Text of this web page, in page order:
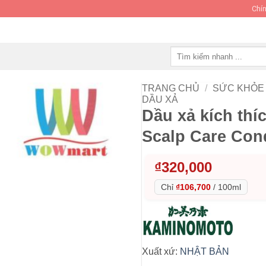
TRANG CHỦ /
SỨC
DẦU XẢ
Dầu xả kích
Scalp Care
₫320,000
Chỉ ₫106,700 / 100ml
Xuất xứ: NHẬT BẢN